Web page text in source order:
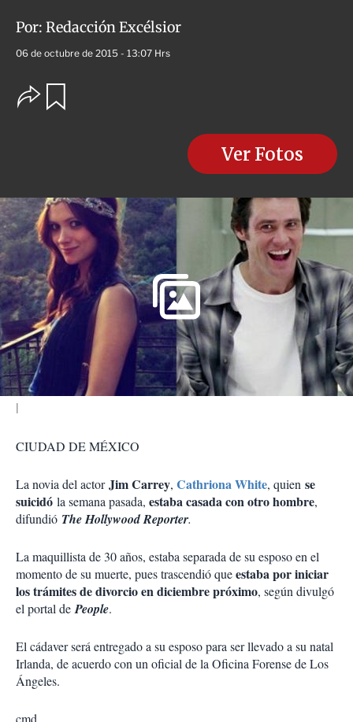
Por: Redacción Excélsior
06 de octubre de 2015 - 13:07 Hrs
O
p
s
d
e
c
o
m
p
a
r
t
i
r
Ver Fotos
CIUDAD DE MÉXICO
La novia del actor Jim Carrey, Cathriona White, quien se
suicidó la semana pasada, estaba casada con otro hombre,
difundió The Hollywood Reporter.
La maquillista de 30 años, estaba separada de su esposo en el
momento de su muerte, pues trascendió queestaba por iniciar
los trámites de divorcio en diciembre próximo, según divulgó
el portal de People.
El cádaver será entregado a su esposo para ser llevado a su natal
Irlanda, de acuerdo con un oficial de la Oficina Forense de Los
Ángeles.
cmd